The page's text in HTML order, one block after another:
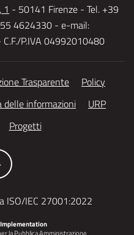
1 - 50141 Firenze - Tel. +39
4624330 - e-mail:
C.F./P.IVA 04992010480
Trasparente
Policy
delle informazioni
URP
Progetti
ISO/IEC 27001:2022